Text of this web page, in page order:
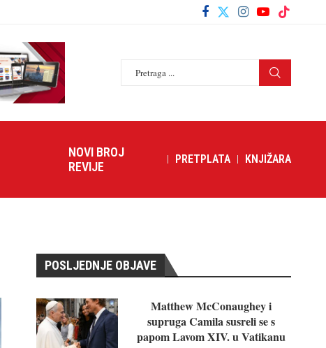
NOVI BROJ
REVIJE
PRETPLATA KNJIŽARA
POSLJEDNJE OBJAVE
Matthew McConaughey i
supruga Camila susreli se s
papom Lavom XIV. u Vatikanu